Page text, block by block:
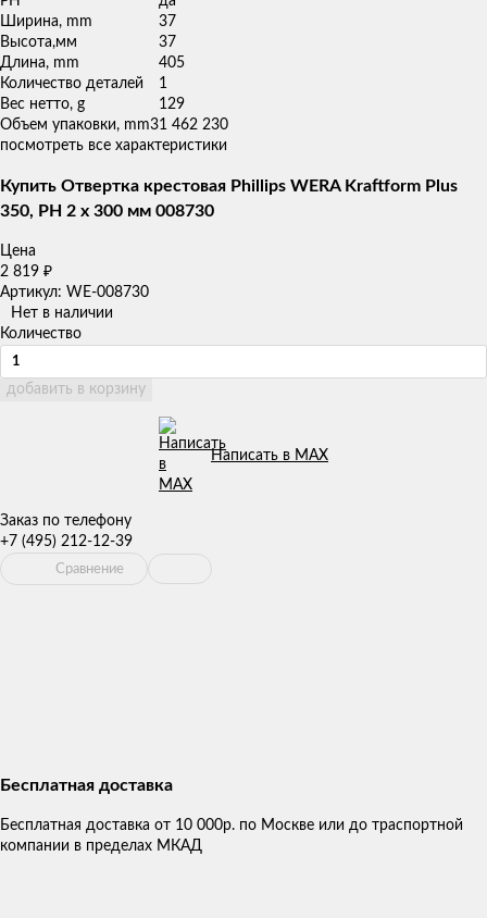
Ширина, mm
37
Высота,мм
37
Длина, mm
405
Количество деталей
1
Вес нетто, g
129
Объем упаковки, mm31 462 230
посмотреть все характеристики
Купить Отвертка крестовая Phillips WERA Kraftform Plus
350, PH 2 x 300 мм 008730
Цена
2 819 ₽
Артикул: WE-008730
Нет в наличии
Количество
добавить в корзину
Написать в MAX
Заказ по телефону
+7 (495) 212-12-39
Сравнение
Бесплатная доставка
Бесплатная доставка от 10 000р. по Москве или до траспортной
компании в пределах МКАД